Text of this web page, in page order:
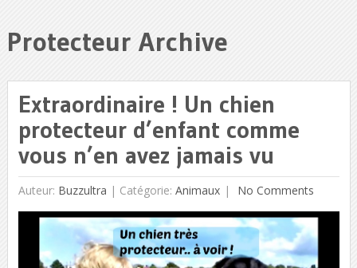
Protecteur Archive
Extraordinaire ! Un chien
protecteur d’enfant comme
vous n’en avez jamais vu
Auteur: Buzzultra | Catégorie: Animaux No Comments